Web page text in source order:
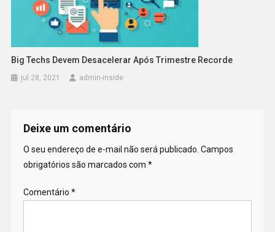
Big Techs Devem Desacelerar Após Trimestre Recorde
jul 28, 2021 admin-inside
Deixe um comentário
O seu endereço de e-mail não será publicado. Campos
obrigatórios são marcados com *
Comentário *